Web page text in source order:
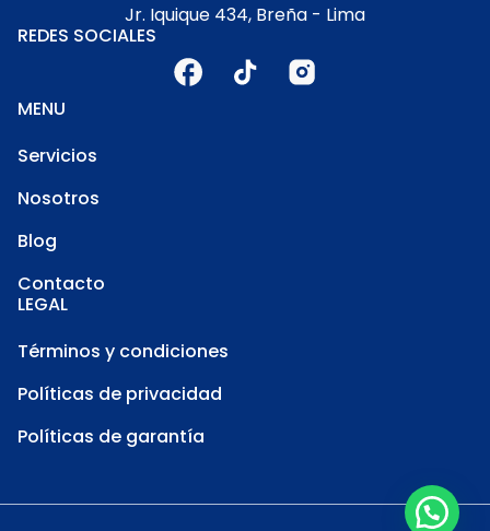
Jr. Iquique 434, Breña - Lima
REDES SOCIALES
MENU
Servicios
Nosotros
Blog
Contacto
LEGAL
Términos y condiciones
Políticas de privacidad
Políticas de garantía